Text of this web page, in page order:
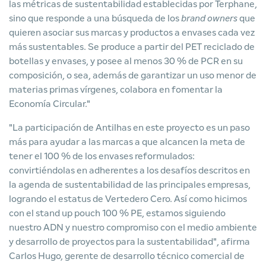
las métricas de sustentabilidad establecidas por Terphane,
sino que responde a una búsqueda de losbrand ownersque
quieren asociar sus marcas y productos a envases cada vez
más sustentables. Se produce a partir del PET reciclado de
botellas y envases, y posee al menos 30 % de PCR en su
composición, o sea, además de garantizar un uso menor de
materias primas vírgenes, colabora en fomentar la
Economía Circular."
"La participación de Antilhas en este proyecto es un paso
más para ayudar a las marcas a que alcancen la meta de
tener el 100 % de los envases reformulados:
convirtiéndolas en adherentes a los desafíos descritos en
la agenda de sustentabilidad de las principales empresas,
logrando el estatus de Vertedero Cero. Así como hicimos
con el stand up pouch 100 % PE, estamos siguiendo
nuestro ADN y nuestro compromiso con el medio ambiente
y desarrollo de proyectos para la sustentabilidad", afirma
Carlos Hugo, gerente de desarrollo técnico comercial de